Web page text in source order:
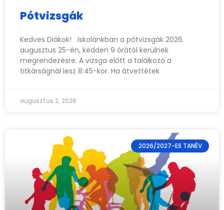
Pótvizsgák
Kedves Diákok! Iskolánkban a pótvizsgák 2026.
augusztus 25-én, kedden 9 órától kerülnek
megrendezésre. A vizsga előtt a találkozó a
titkárságnál lesz 8:45-kor. Ha átvettétek
augusztus 2, 2026
2026/2027-ES TANÉV